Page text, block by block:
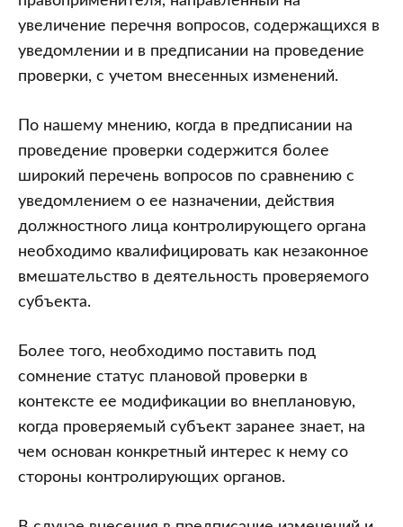
увеличение перечня вопросов, содержащихся в
уведомлении и в предписании на проведение
проверки, с учетом внесенных изменений.
По нашему мнению, когда в предписании на
проведение проверки содержится более
широкий перечень вопросов по сравнению с
уведомлением о ее назначении, действия
должностного лица контролирующего органа
необходимо квалифицировать как незаконное
вмешательство в деятельность проверяемого
субъекта.
Более того, необходимо поставить под
сомнение статус плановой проверки в
контексте ее модификации во внеплановую,
когда проверяемый субъект заранее знает, на
чем основан конкретный интерес к нему со
стороны контролирующих органов.